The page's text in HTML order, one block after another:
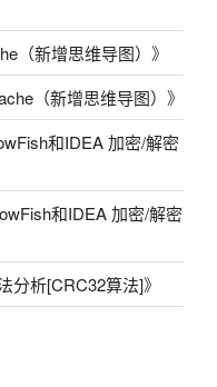
（新增思维导图） 》
（新增思维导图） 》
和IDEA 加密/解密
和IDEA 加密/解密
分析[CRC32算法]》